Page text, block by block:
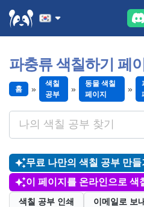
파충류 색칠하기 페
홈
색칠
공부
동물 색칠
페이지
무료 나만의 색칠 공부 만들
이 페이지를 온라인으로 색
색칠 공부 인쇄 이메일로 보